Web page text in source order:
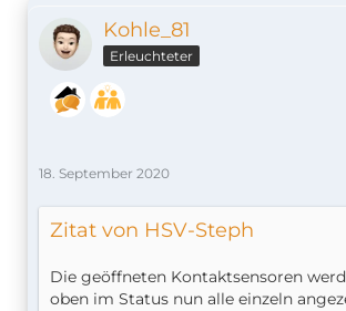
Kohle_81
Erleuchteter
18. September 2020
Zitat von HSV-Steph
Die geöffneten Kontaktsensoren
oben im Status nun alle einzeln